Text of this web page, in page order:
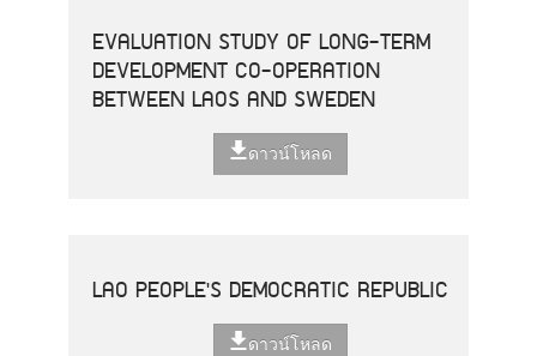
EVALUATION STUDY OF LONG-TERM
DEVELOPMENT CO-OPERATION
BETWEEN LAOS AND SWEDEN
ดาวน์โหลด
LAO PEOPLE'S DEMOCRATIC REPUBLIC
ดาวน์โหลด